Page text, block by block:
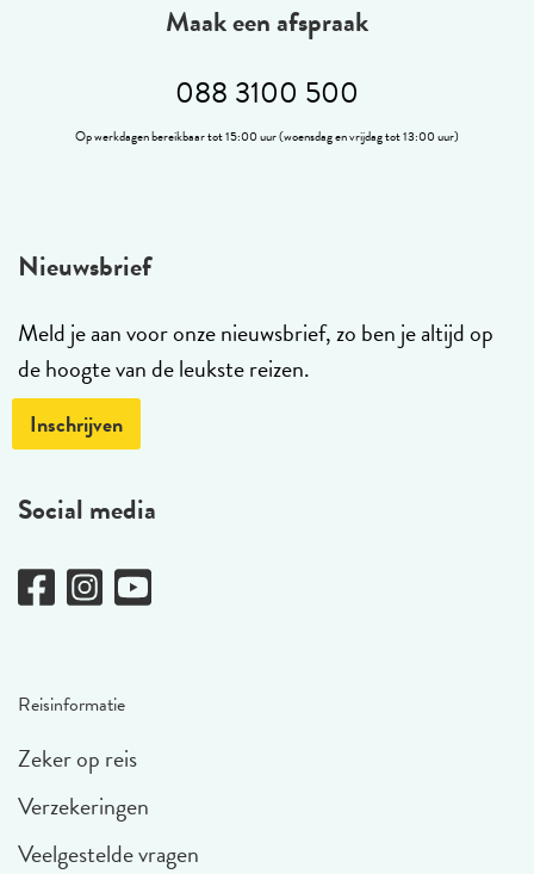
Maak een afspraak
088 3100 500
Op werkdagen bereikbaar tot 15:00 uur (woensdag en vrijdag tot 13:00 uur)
Nieuwsbrief
Meld je aan voor onze nieuwsbrief, zo ben je altijd op
de hoogte van de leukste reizen.
Inschrijven
Social media
Reisinformatie
Zeker op reis
Verzekeringen
Veelgestelde vragen